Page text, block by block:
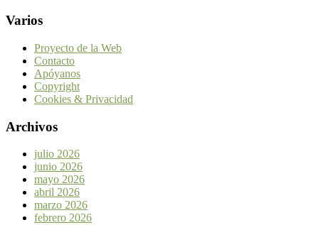
Varios
Proyecto de la Web
Contacto
Apóyanos
Copyright
Cookies & Privacidad
Archivos
julio 2026
junio 2026
mayo 2026
abril 2026
marzo 2026
febrero 2026